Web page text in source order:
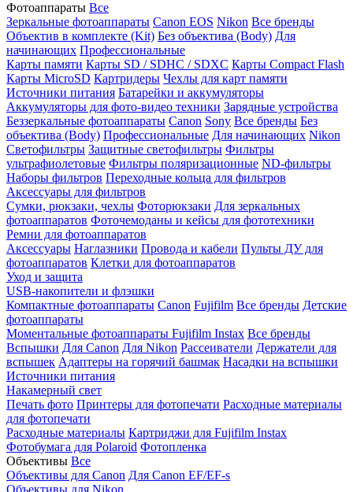
Фотоаппараты Все
Зеркальные фотоаппараты Canon EOS Nikon Все бренды
Объектив в комплекте (Kit) Без объектива (Body) Для
начинающих Профессиональные
Карты памяти Карты SD / SDHC / SDXC Карты Compact Flash
Карты MicroSD Картридеры Чехлы для карт памяти
Источники питания Батарейки и аккумуляторы
Аккумуляторы для фото-видео техники Зарядные устройства
Беззеркальные фотоаппараты Canon Sony Все бренды Без
объектива (Body) Профессиональные Для начинающих Nikon
Светофильтры Защитные светофильтры Фильтры
ультрафиолетовые Фильтры поляризационные ND-фильтры
Наборы фильтров Переходные кольца для фильтров
Аксессуары для фильтров
Сумки, рюкзаки, чехлы Фоторюкзаки Для зеркальных
фотоаппаратов Фоточемоданы и кейсы для фототехники
Ремни для фотоаппаратов
Аксессуары Наглазники Провода и кабели Пульты ДУ для
фотоаппаратов Клетки для фотоаппаратов
Уход и защита
USB-накопители и флэшки
Компактные фотоаппараты Canon Fujifilm Все бренды Детские
фотоаппараты
Моментальные фотоаппараты Fujifilm Instax Все бренды
Вспышки Для Canon Для Nikon Рассеиватели Держатели для
вспышек Адаптеры на горячий башмак Насадки на вспышки
Источники питания
Накамерный свет
Печать фото Принтеры для фотопечати Расходные материалы
для фотопечати
Расходные материалы Картриджи для Fujifilm Instax
Фотобумага для Polaroid Фотопленка
Объективы Все
Объективы для Canon Для Canon EF/EF-s
Объективы для Nikon